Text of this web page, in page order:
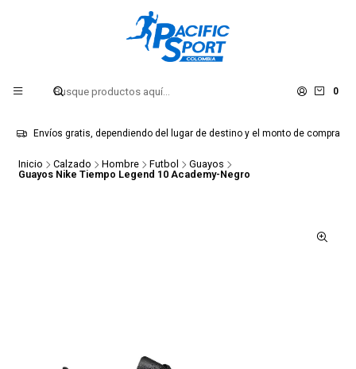
0
Envíos gratis, dependiendo del lugar de destino y el monto de compra
Inicio Calzado Hombre Futbol
Guayos
Guayos Nike Tiempo Legend 10 Academy-Negro